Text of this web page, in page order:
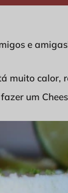
e
muito calor,
um